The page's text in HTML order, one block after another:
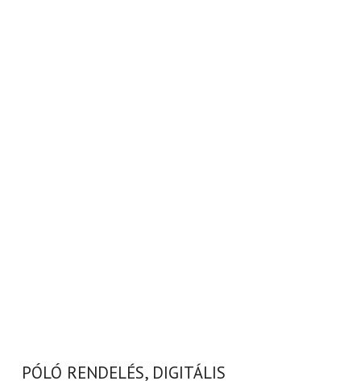
PÓLÓ RENDELÉS, DIGITÁLIS